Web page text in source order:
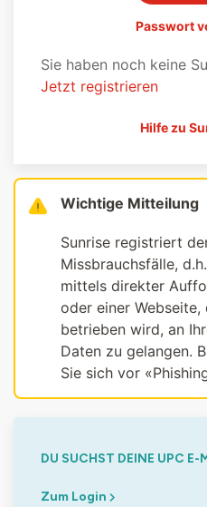
Passwort
Sie haben noch keine
Jetzt registrieren
Hilfe zu
Wichtige Mitteilung
Sunrise registriert
Missbrauchsfälle,
mittels direkter
oder einer
betrieben wird, an
Daten zu gelangen.
Sie sich vor
DU SUCHST DEINE UPC E-
Zum Login